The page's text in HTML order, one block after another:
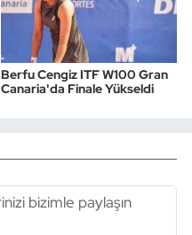
Berfu Cengiz ITF W100 Gran
Canaria'da Finale Yükseldi